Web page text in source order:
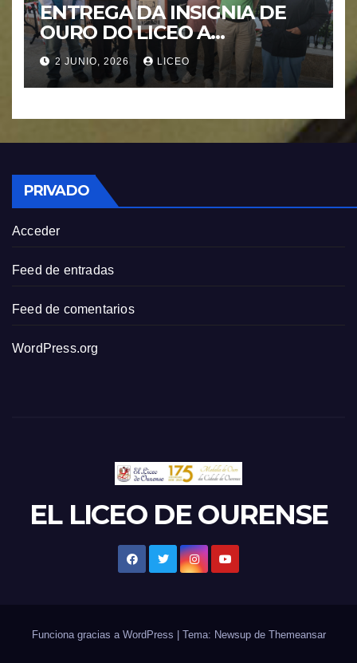
ENTREGA DA INSIGNIA DE
OURO DO LICEO A
FRANCISCO NOVOA
RODRIGUEZ
2 JUNIO, 2026 LICEO
PRIVADO
Acceder
Feed de entradas
Feed de comentarios
WordPress.org
EL LICEO DE OURENSE
Funciona gracias a WordPress Tema: Newsup de Themeansar